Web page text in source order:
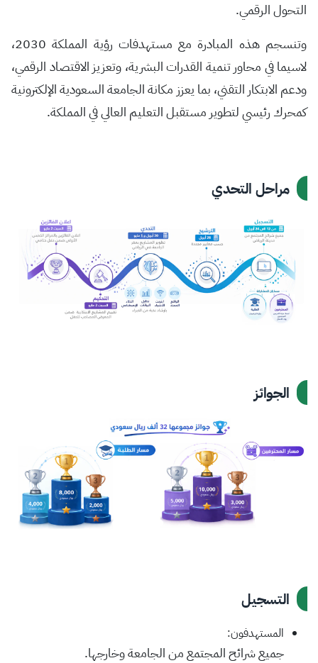
التحول الرقمي.
وتنسجم هذه المبادرة مع مستهدفات رؤية المملكة 2030،
لاسيما في محاور تنمية القدرات البشرية، وتعزيز الاقتصاد الرقمي،
ودعم الابتكار التقني، بما يعزز مكانة الجامعة السعودية الإلكترونية
كمحرك رئيسي لتطوير مستقبل التعليم العالي في المملكة.
مراحل التحدي
الجوائز
التسجيل
المستهدفون:
جميع شرائح المجتمع من الجامعة وخارجها.